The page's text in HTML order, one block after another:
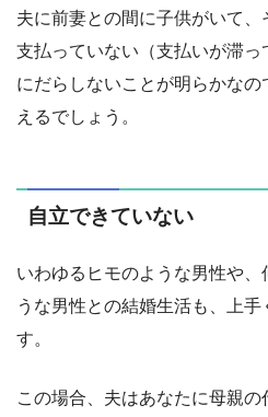
夫に前妻との間に子供がいて
支払っていない（支払いが滞
にだらしないことが明らかな
えるでしょう。
自立できていない
いわゆるヒモのような男性や、
うな男性との結婚生活も、上
す。
この場合、夫はあなたに母親